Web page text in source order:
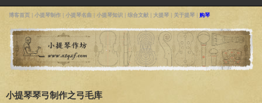
博客首页 小提琴制作 小提琴名曲 小提琴知识 综合文献 大提琴 关于提琴 购琴
小提琴琴弓制作之弓毛库